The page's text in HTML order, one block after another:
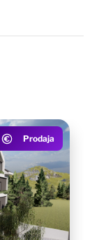
Prodaja